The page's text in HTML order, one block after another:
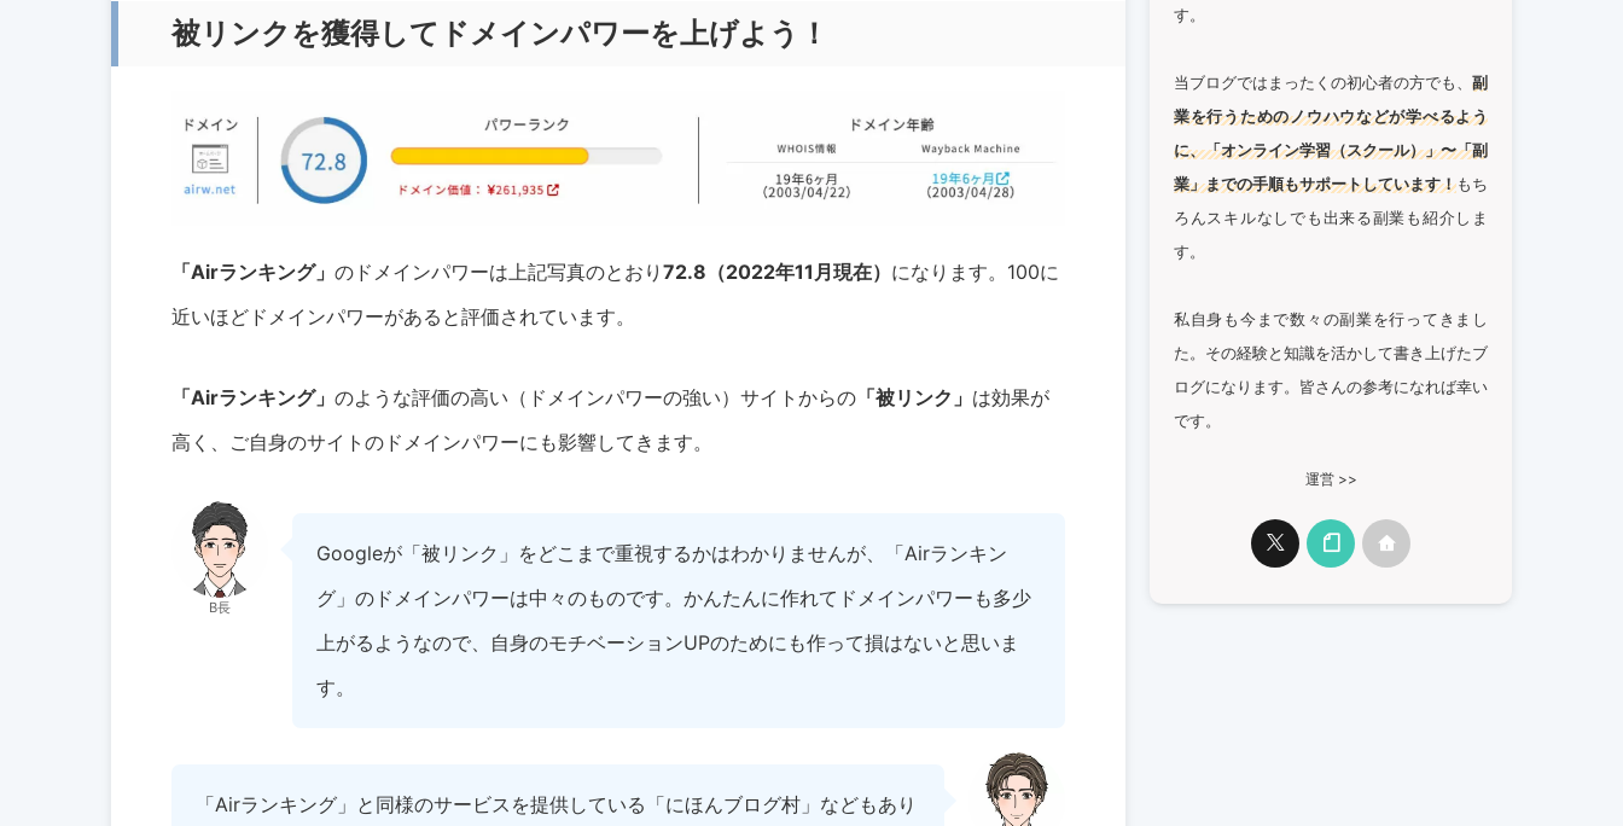
被リンクを獲得してドメインパワーを上げよう！
「Airランキング」 のドメインパワーは上記写真のとおり 72.8（2022年11月現在） になります。100に
近いほどドメインパワーがあると評価されています。
「Airランキング」 のような評価の高い（ドメインパワーの強い）サイトからの 「被リンク」 は効果が
高く、ご自身のサイトのドメインパワーにも影響してきます。
B長
Googleが「被リンク」をどこまで重視するかはわかりませんが、「Airランキン
グ」のドメインパワーは中々のものです。かんたんに作れてドメインパワーも多少
上がるようなので、自身のモチベーションUPのためにも作って損はないと思いま
す。
「Airランキング」と同様のサービスを提供している「にほんブログ村」などもあり
す。
当ブログではまったくの初心者の方でも、 副
業を行うためのノウハウなどが学べるよう
に、「オンライン学習（スクール）」〜「副
業」までの手順もサポートしています！もち
ろんスキルなしでも出来る副業も紹介しま
す。
私自身も今まで数々の副業を行ってきまし
た。その経験と知識を活かして書き上げたブ
ログになります。皆さんの参考になれば幸い
です。
運営 >>